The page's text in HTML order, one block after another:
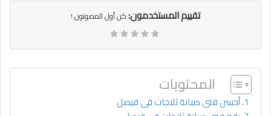
تقييم المستخدمون:كن أول المصوتون !
المحتويات
أحسن فنى صيانة ثلاجات فى فيصل